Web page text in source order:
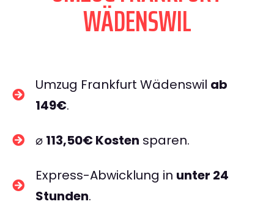
WÄDENSWIL
Umzug Frankfurt Wädenswil ab
149€.
⌀ 113,50€ Kosten sparen.
Express-Abwicklung in unter 24
Stunden.